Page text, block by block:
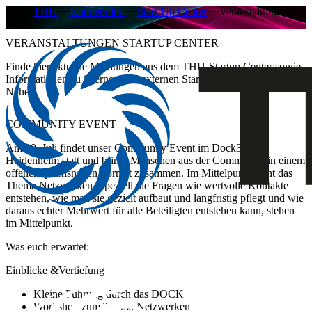
THU Kooperation Start-Up Center Veranstaltungen
VERANSTALTUNGEN STARTUP CENTER
Finde hier aktuelle Meldungen aus dem THU-Startup Center sowie
Informationen zu internen und externen Startup-Events in deiner
Nähe.
COMMUNITY EVENT
Am 29. Juli findet unser Community Event im Dock33 in
Heidenheim statt und bringt Menschen aus der Community in einem
offenen, praxisnahen Format zusammen. Im Mittelpunkt steht das
Thema Netzwerken. Speziell die Fragen wie wertvolle Kontakte
entstehen, wie man sie gezielt aufbaut und langfristig pflegt und wie
daraus echter Mehrwert für alle Beteiligten entstehen kann, stehen
im Mittelpunkt.
Was euch erwartet:
Einblicke &Vertiefung
Kleine Führung durch das DOCK
Workshop zum Thema Netzwerken